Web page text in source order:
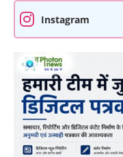
Instagram